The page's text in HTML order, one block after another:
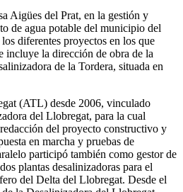
Aigües del Prat, en la gestión y
de agua potable del municipio del
diferentes proyectos en los que
incluye la dirección de obra de la
de la Tordera, situada en
(ATL) desde 2006, vinculado
del Llobregat, para la cual
del proyecto constructivo y
en marcha y pruebas de
participó también como gestor de
plantas desalinizadoras para el
del Delta del Llobregat. Desde el